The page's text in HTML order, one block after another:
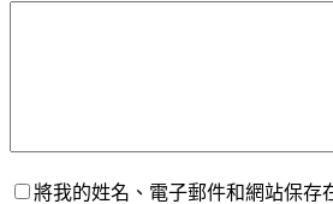
將我的姓名、電子郵件和網站保存